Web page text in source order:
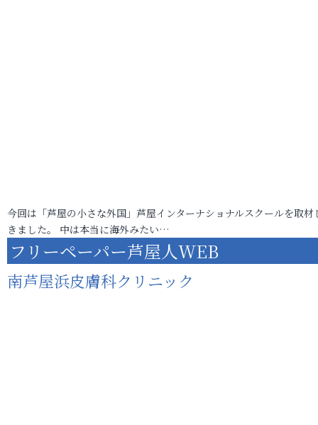
今回は「芦屋の小さな外国」芦屋インターナショナルスクールを取材
きました。 中は本当に海外みたい…
フリーペーパー芦屋人WEB
南芦屋浜皮膚科クリニック